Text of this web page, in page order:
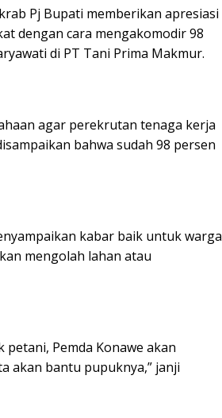
Pj Bupati memberikan apresiasi
dengan cara mengakomodir 98
di PT Tani Prima Makmur.
agar perekrutan tenaga kerja
bahwa sudah 98 persen
kabar baik untuk warga
mengolah lahan atau
petani, Pemda Konawe akan
akan bantu pupuknya,” janji